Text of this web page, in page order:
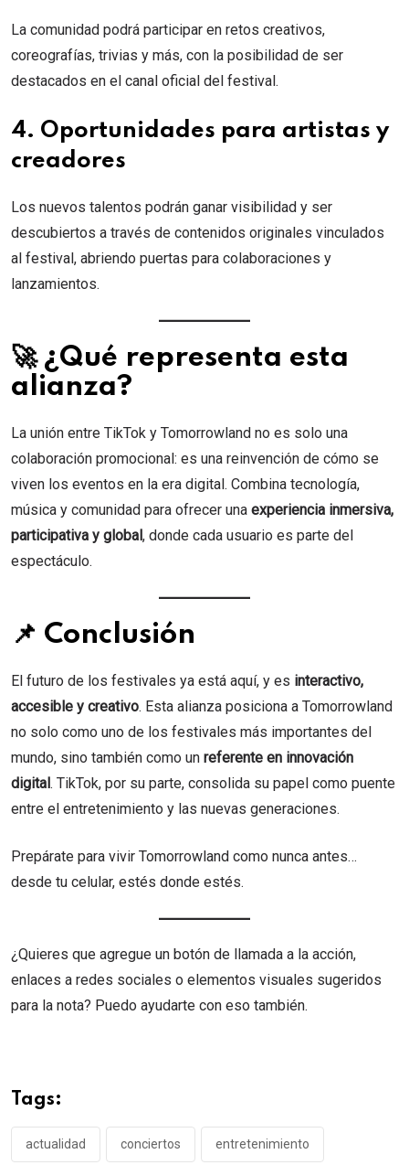
La comunidad podrá participar en retos creativos,
coreografías, trivias y más, con la posibilidad de ser
destacados en el canal oficial del festival.
4. Oportunidades para artistas y
creadores
Los nuevos talentos podrán ganar visibilidad y ser
descubiertos a través de contenidos originales vinculados
al festival, abriendo puertas para colaboraciones y
lanzamientos.
🚀 ¿Qué representa esta
alianza?
La unión entre TikTok y Tomorrowland no es solo una
colaboración promocional: es una reinvención de cómo se
viven los eventos en la era digital. Combina tecnología,
música y comunidad para ofrecer una experiencia inmersiva,
participativa y global, donde cada usuario es parte del
espectáculo.
📌 Conclusión
El futuro de los festivales ya está aquí, y es interactivo,
accesible y creativo. Esta alianza posiciona a Tomorrowland
no solo como uno de los festivales más importantes del
mundo, sino también como un referente en innovación
digital. TikTok, por su parte, consolida su papel como puente
entre el entretenimiento y las nuevas generaciones.
Prepárate para vivir Tomorrowland como nunca antes…
desde tu celular, estés donde estés.
¿Quieres que agregue un botón de llamada a la acción,
enlaces a redes sociales o elementos visuales sugeridos
para la nota? Puedo ayudarte con eso también.
Tags:
actualidad conciertos entretenimiento